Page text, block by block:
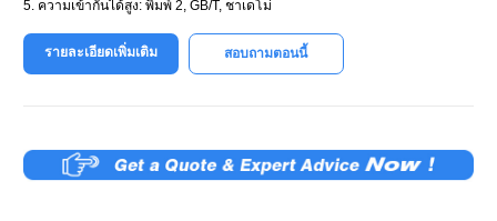
5. ความเข้ากันได้สูง: พิมพ์ 2, GB/T, ชาเดโม่
รายละเอียดเพิ่มเติม สอบถามตอนนี้